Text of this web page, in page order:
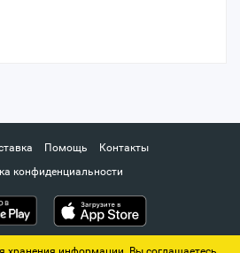
Помощь
Контакты
конфиденциальности